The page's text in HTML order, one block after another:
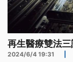
再生醫療雙法
2024/6/4 19:31